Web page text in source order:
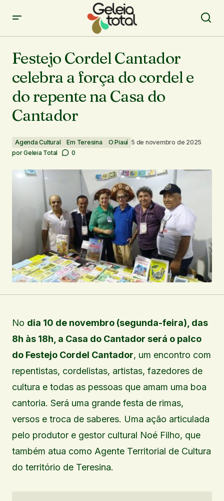
repente na Casa do Cantador
Festejo Cordel Cantador
celebra a força do cordel e
do repente na Casa do
Cantador
Agenda Cultural Em Teresina O Piauí 5 de novembro de 2025
porGeleia Total 0
No dia 10 de novembro (segunda-feira), das
8h às 18h, a Casa do Cantador será o palco
do Festejo Cordel Cantador, um encontro com
repentistas, cordelistas, artistas, fazedores de
cultura e todas as pessoas que amam uma boa
cantoria. Será uma grande festa de rimas,
versos e troca de saberes. Uma ação articulada
pelo produtor e gestor cultural Noé Filho, que
também atua como Agente Territorial de Cultura
do território de Teresina.